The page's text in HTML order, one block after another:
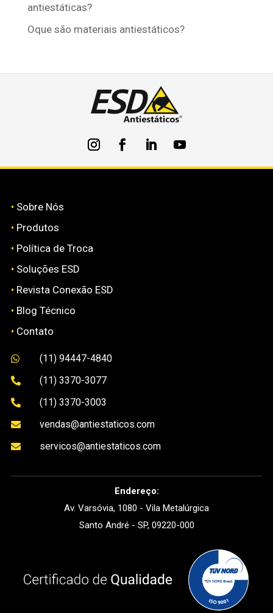
antiestáticas?
Oque são materiais antiestáticos?
• Sobre Nós
• Produtos
• Política de Troca
• Soluções ESD
• Revista Conexão ESD
• Blog Técnico
• Contato
 (11) 94447-4840
 (11) 3370-3077
 (11) 3370-3003
 vendas@antiestaticos.com
 servicos@antiestaticos.com
Endereço:
Av. Varsóvia, 1080 - Vila Metalúrgica
Santo André - SP, 09220-000